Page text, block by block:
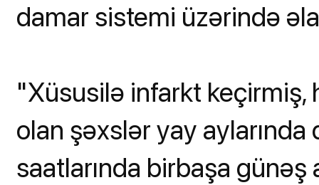
damar sistemi üzərində
"Xüsusilə infarkt keçirmiş,
olan şəxslər yay aylarında
saatlarında birbaşa